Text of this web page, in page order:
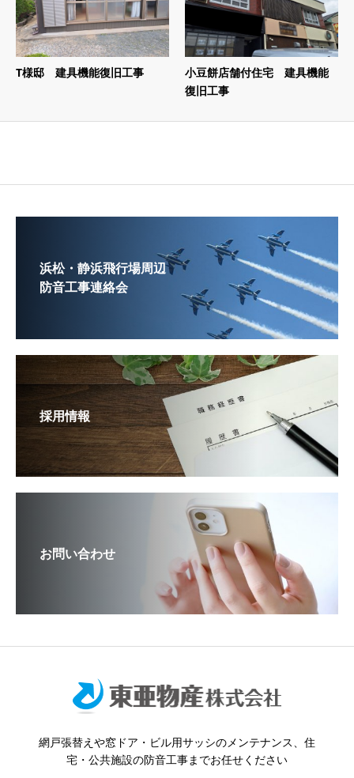
T様邸 建具機能復旧工事
小豆餅店舗付住宅 建具機能
復旧工事
浜松・静浜飛行場周辺
防音工事連絡会
採用情報
お問い合わせ
網戸張替えや窓ドア・ビル用サッシのメンテナンス、住
宅・公共施設の防音工事までお任せください